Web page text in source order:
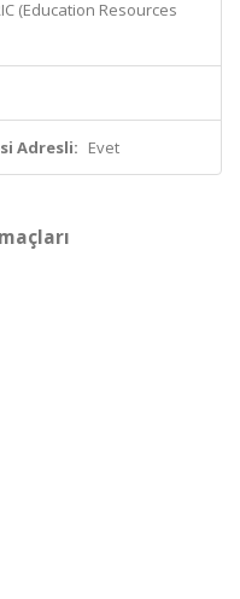
(Education Resources
Adresli: Evet